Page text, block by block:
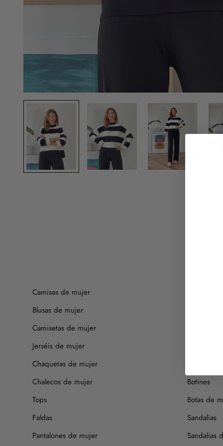
Camisas de mujer
Blusas de mujer
Camisetas de mujer
Jerséis de mujer
Chaquetas de mujer
Chalecos de mujer
Tops
Faldas
Pantalones de mujer
Botines
Botas de
Sandalias
Sandalias